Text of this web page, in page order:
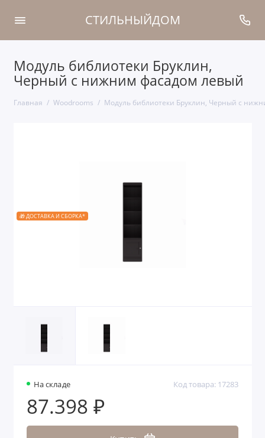
СТИЛЬНЫЙДОМ
Модуль библиотеки Бруклин,
Черный с нижним фасадом левый
Главная Woodrooms Модуль библиотеки Бруклин, Черный с
🎁 ДОСТАВКА И СБОРКА*
На складе Код товара: 17283
87.398 ₽